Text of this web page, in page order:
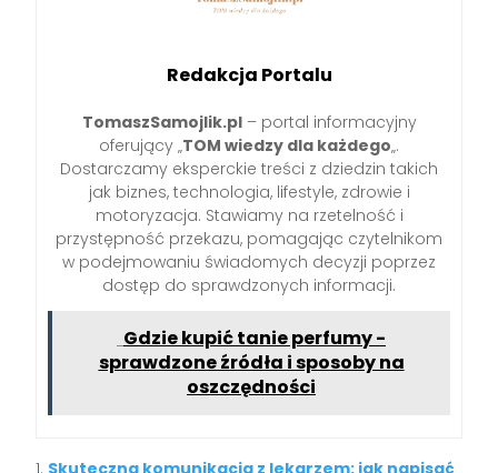
Redakcja Portalu
TomaszSamojlik.pl– portal informacyjny
oferujący „TOM wiedzy dla każdego„.
Dostarczamy eksperckie treści z dziedzin takich
jak biznes, technologia, lifestyle, zdrowie i
motoryzacja. Stawiamy na rzetelność i
przystępność przekazu, pomagając czytelnikom
w podejmowaniu świadomych decyzji poprzez
dostęp do sprawdzonych informacji.
Gdzie kupić tanie perfumy -
sprawdzone źródła i sposoby na
oszczędności
Skuteczna komunikacja z lekarzem: jak napisać